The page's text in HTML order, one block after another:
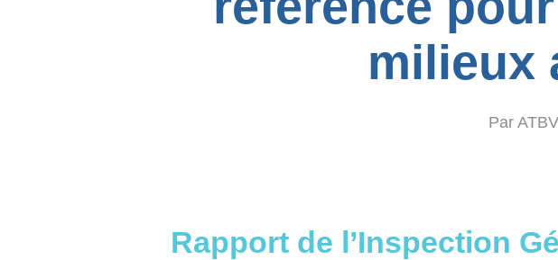
milieux
Par
Rapport de l’Inspection